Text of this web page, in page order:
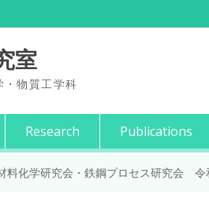
室
物質工学科
Research Publications
料化学研究会・鉄鋼プロセス研究会 令